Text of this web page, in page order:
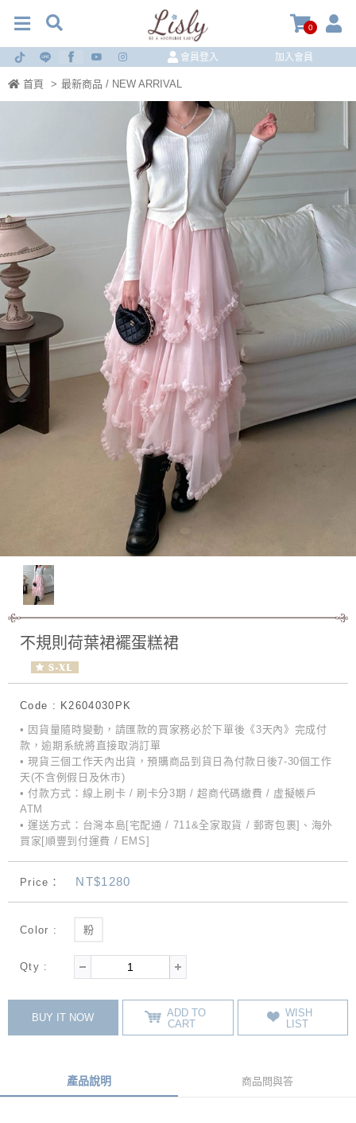
0
會員登入 加入會員
首頁 > 最新商品 / NEW ARRIVAL
不規則荷葉裙襬蛋糕裙
Code : K2604030PK
• 因貨量隨時變動，請匯款的買家務必於下單後《3天內》完成付
款，逾期系統將直接取消訂單
• 現貨三個工作天內出貨，預購商品到貨日為付款日後7-30個工作
天(不含例假日及休市)
• 付款方式：線上刷卡 / 刷卡分3期 / 超商代碼繳費 / 虛擬帳戶
ATM
• 運送方式：台灣本島[宅配通 / 711&全家取貨 / 郵寄包裹]、海外
買家[順豐到付運費 / EMS]
Price： NT$1280
Color : 粉
Qty :
BUY IT NOW
ADD TO
CART
WISH
LIST
產品說明 商品問與答